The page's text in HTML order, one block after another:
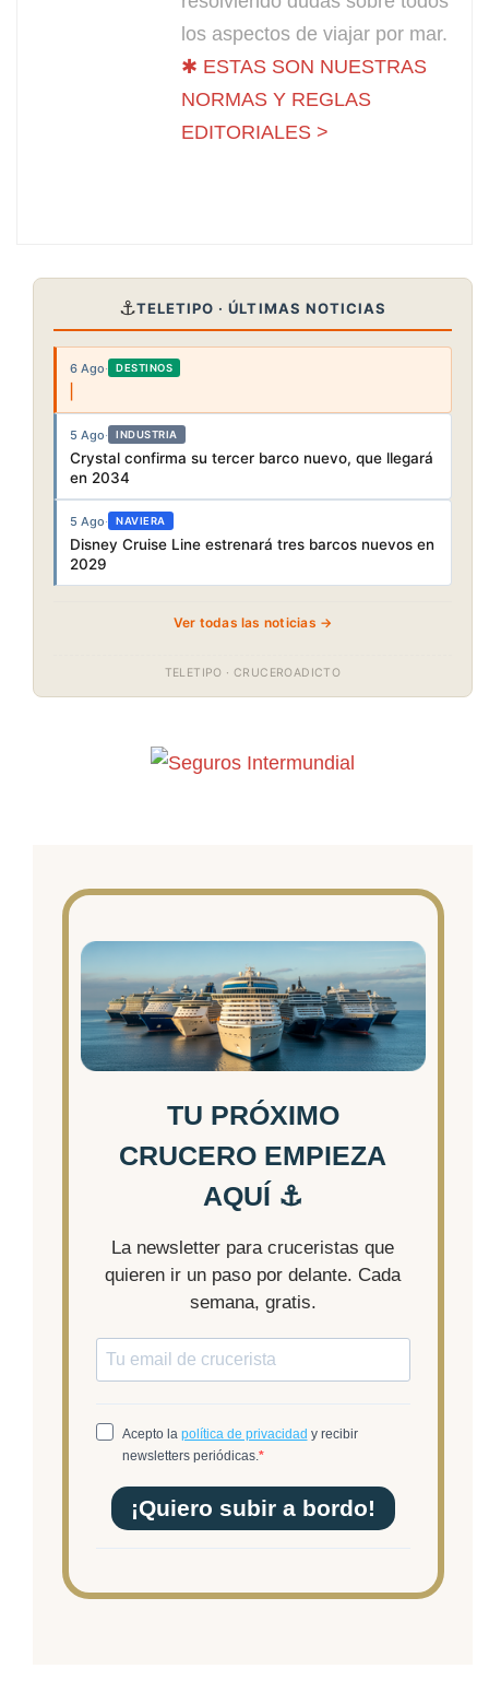
los aspectos de viajar por mar.
✱ ESTAS SON NUESTRAS
NORMAS Y REGLAS
EDITORIALES >
⚓TELETIPO · ÚLTIMAS NOTICIAS
6 Ago· DESTINOS
5 Ago· INDUSTRIA
Crystal confirma su tercer barco nuevo, que llegará
en 2034
5 Ago· NAVIERA
Disney Cruise Line estrenará tres barcos nuevos en
2029
Ver todas las noticias →
TELETIPO · CRUCEROADICTO